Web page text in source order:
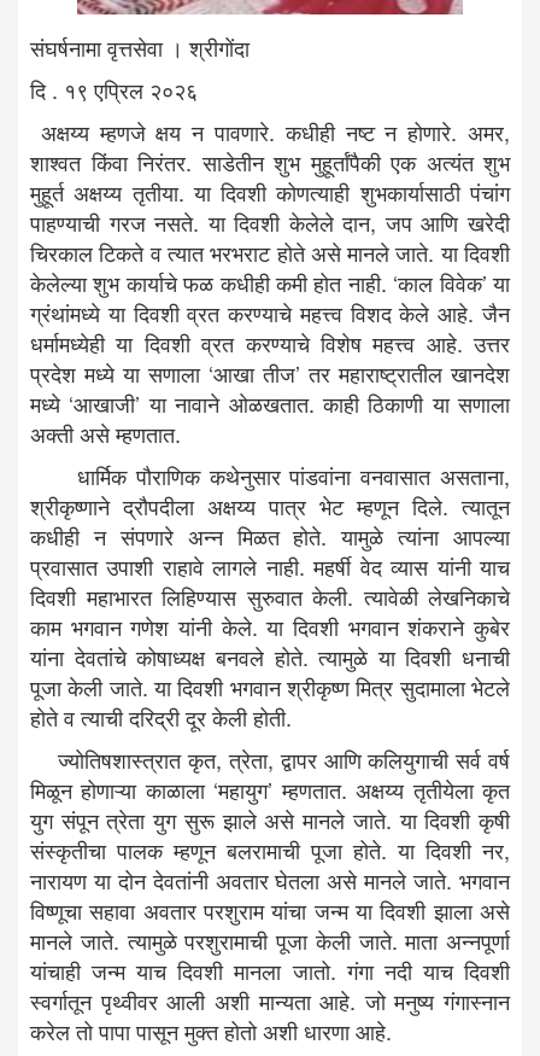
संघर्षनामा वृत्तसेवा । श्रीगोंदा
दि . १९ एप्रिल २०२६
अक्षय्य म्हणजे क्षय न पावणारे. कधीही नष्ट न होणारे. अमर,
शाश्वत किंवा निरंतर. साडेतीन शुभ मुहूर्तांपैकी एक अत्यंत शुभ
मुहूर्त अक्षय्य तृतीया. या दिवशी कोणत्याही शुभकार्यासाठी पंचांग
पाहण्याची गरज नसते. या दिवशी केलेले दान, जप आणि खरेदी
चिरकाल टिकते व त्यात भरभराट होते असे मानले जाते. या दिवशी
केलेल्या शुभ कार्याचे फळ कधीही कमी होत नाही. ‘काल विवेक’ या
ग्रंथांमध्ये या दिवशी व्रत करण्याचे महत्त्व विशद केले आहे. जैन
धर्मामध्येही या दिवशी व्रत करण्याचे विशेष महत्त्व आहे. उत्तर
प्रदेश मध्ये या सणाला ‘आखा तीज’ तर महाराष्ट्रातील खानदेश
मध्ये ‘आखाजी’ या नावाने ओळखतात. काही ठिकाणी या सणाला
अक्ती असे म्हणतात.
धार्मिक पौराणिक कथेनुसार पांडवांना वनवासात असताना,
श्रीकृष्णाने द्रौपदीला अक्षय्य पात्र भेट म्हणून दिले. त्यातून
कधीही न संपणारे अन्न मिळत होते. यामुळे त्यांना आपल्या
प्रवासात उपाशी राहावे लागले नाही. महर्षी वेद व्यास यांनी याच
दिवशी महाभारत लिहिण्यास सुरुवात केली. त्यावेळी लेखनिकाचे
काम भगवान गणेश यांनी केले. या दिवशी भगवान शंकराने कुबेर
यांना देवतांचे कोषाध्यक्ष बनवले होते. त्यामुळे या दिवशी धनाची
पूजा केली जाते. या दिवशी भगवान श्रीकृष्ण मित्र सुदामाला भेटले
होते व त्याची दरिद्री दूर केली होती.
ज्योतिषशास्त्रात कृत, त्रेता, द्वापर आणि कलियुगाची सर्व वर्ष
मिळून होणाऱ्या काळाला ‘महायुग’ म्हणतात. अक्षय्य तृतीयेला कृत
युग संपून त्रेता युग सुरू झाले असे मानले जाते. या दिवशी कृषी
संस्कृतीचा पालक म्हणून बलरामाची पूजा होते. या दिवशी नर,
नारायण या दोन देवतांनी अवतार घेतला असे मानले जाते. भगवान
विष्णूचा सहावा अवतार परशुराम यांचा जन्म या दिवशी झाला असे
मानले जाते. त्यामुळे परशुरामाची पूजा केली जाते. माता अन्नपूर्णा
यांचाही जन्म याच दिवशी मानला जातो. गंगा नदी याच दिवशी
स्वर्गातून पृथ्वीवर आली अशी मान्यता आहे. जो मनुष्य गंगास्नान
करेल तो पापा पासून मुक्त होतो अशी धारणा आहे.